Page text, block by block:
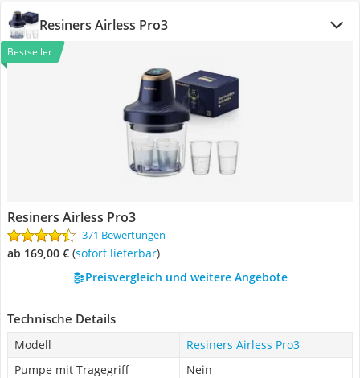
Resiners Airless Pro3
Bestseller
Resiners Airless Pro3
371 Bewertungen
ab 169,00 € ( Sofort lieferbar)
Preisvergleich und weitere Angebote
Technische Details
Modell
Resiners Airless Pro3
Pumpe mit Tragegriff
Nein